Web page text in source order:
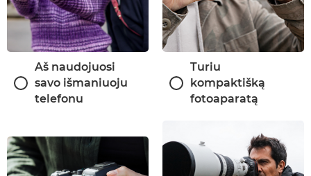
Aš naudojuosi
savo išmaniuoju
telefonu
Turiu
kompaktišką
fotoaparatą